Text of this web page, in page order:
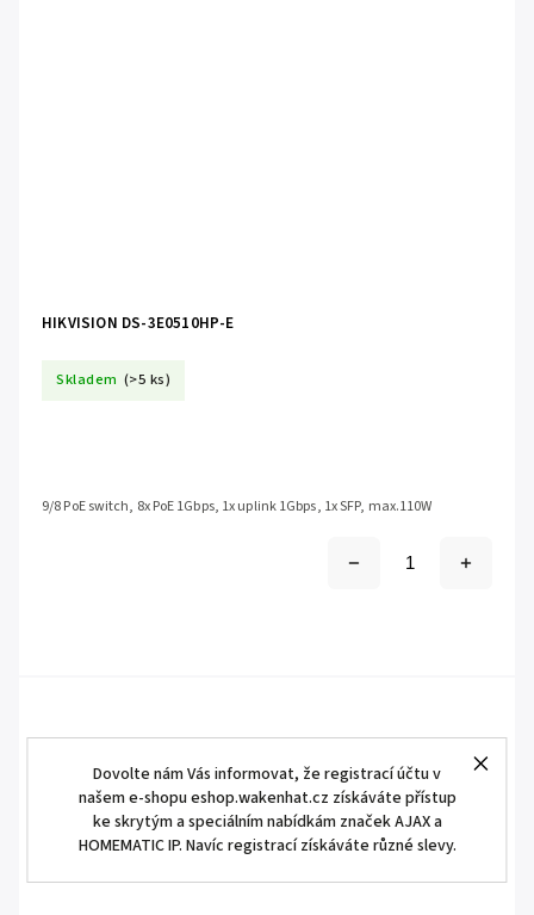
Dovolte nám Vás informovat, že registrací účtu v
našem e-shopu eshop.wakenhat.cz získáváte přístup
ke skrytým a speciálním nabídkám značek AJAX a
HOMEMATIC IP. Navíc registrací získáváte různé slevy.
HIKVISION DS-3E0510HP-E
Skladem (>5 ks)
9/8 PoE switch, 8x PoE 1Gbps, 1x uplink 1Gbps, 1x SFP, max.110W